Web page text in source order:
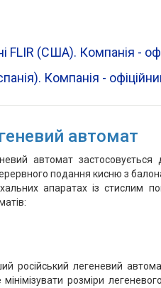
FLIR (CША). Компанія -
Компанія -
автомат
автомат
подання кисню з
апаратах із стислим
російський легеневий
розміри